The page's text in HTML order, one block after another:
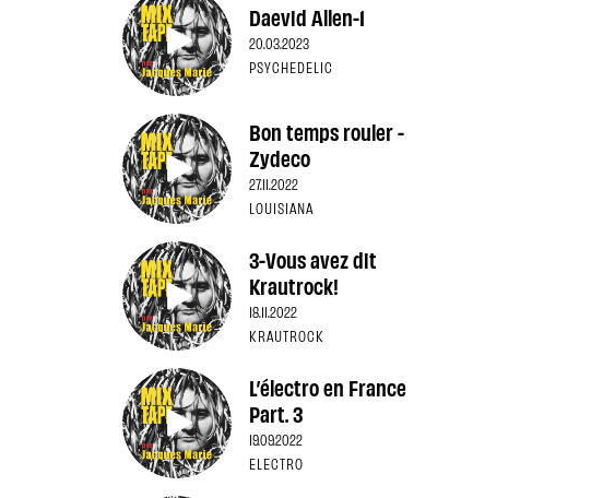
Daevid Allen-1
20.03.2023
PSYCHEDELIC
Bon temps rouler -
Zydeco
27.11.2022
LOUISIANA
3-Vous avez dit
Krautrock!
18.11.2022
KRAUTROCK
L’électro en France
Part. 3
19.09.2022
ELECTRO